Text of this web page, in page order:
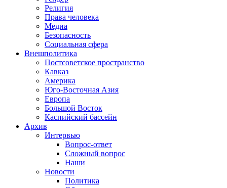
Религия
Права человека
Медиа
Безопасность
Социальная сфера
Внешполитика
Постсоветское пространство
Кавказ
Америка
Юго-Восточная Азия
Европа
Большой Восток
Каспийский бассейн
Архив
Интервью
Вопрос-ответ
Сложный вопрос
Наши
Новости
Политика